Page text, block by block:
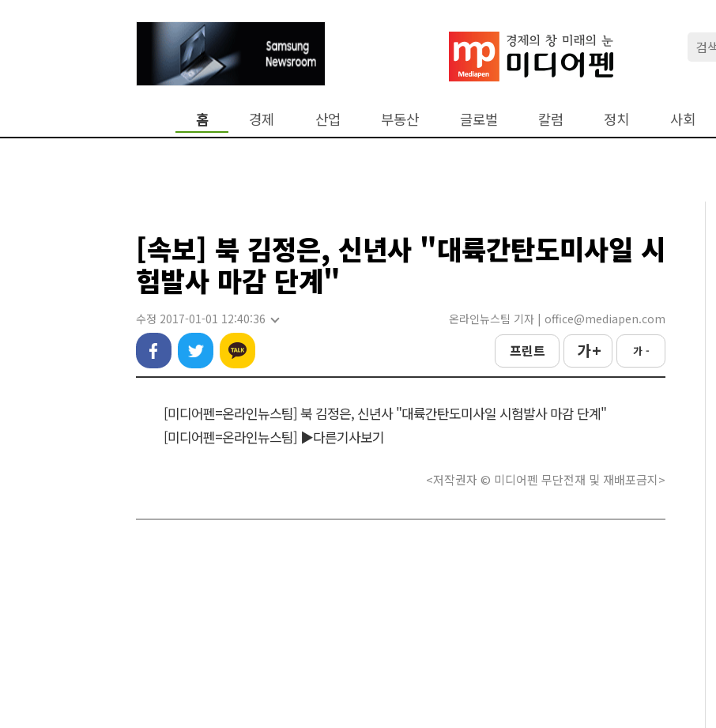
홈 경제 산업 부동산 글로벌 칼럼 정치 사회
[속보] 북 김정은, 신년사 "대륙간탄도미사일 시
험발사 마감 단계"
수정 2017-01-01 12:40:36 온라인뉴스팀 기자 | office@mediapen.com
프린트 가 + 가 -
[미디어펜=온라인뉴스팀] 북 김정은, 신년사 "대륙간탄도미사일 시험발사 마감 단계"
[미디어펜=온라인뉴스팀] ▶다른기사보기
<저작권자 © 미디어펜 무단전재 및 재배포금지>